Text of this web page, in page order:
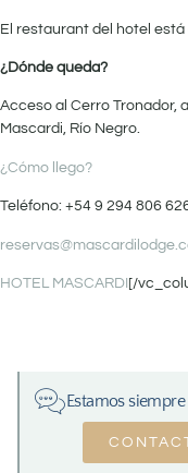
El restaurant del hotel está
¿Dónde queda?
Acceso al Cerro Tronador,
Mascardi, Río Negro.
¿Cómo llego?
Teléfono: +54 9 294 806
HOTEL MASCARDI [/
Estamos